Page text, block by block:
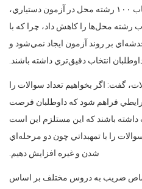
وي با اشاره به امكان انتخاب ۱۰۰ رشته محل در آزمون دستياري،
رشته محل‌ها را كاهش داد، چرا كه با
بر روند آزمون ايجاد نمي‌‌شود و
انتخاب دقيق‌تري داشته باشند.
گفت: اگر بخواهيم تعداد سوالات را
شرايطي فراهم شود كه داوطلبان فرصت
داشته باشند كه اين مستلزم اين است
را با تمهبداتي چون دو مرحله‌اي
شدن و غيره افزايش دهيم.
ضريب به دروس مختلف بر اساس